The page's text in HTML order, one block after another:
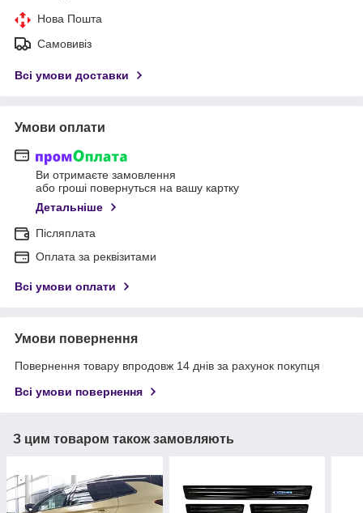
Нова Пошта
Самовивіз
Всі умови доставки
Умови оплати
Ви отримаєте замовлення
або гроші повернуться на вашу картку
Детальніше
Післяплата
Оплата за реквізитами
Всі умови оплати
Умови повернення
Повернення товару впродовж 14 днів за рахунок покупця
Всі умови повернення
З цим товаром також замовляють